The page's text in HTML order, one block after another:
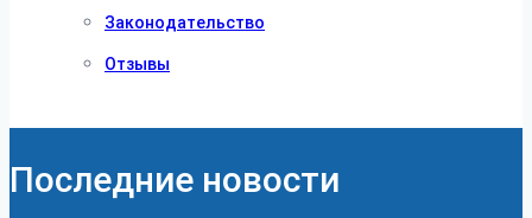
Законодательство
Отзывы
Последние новости